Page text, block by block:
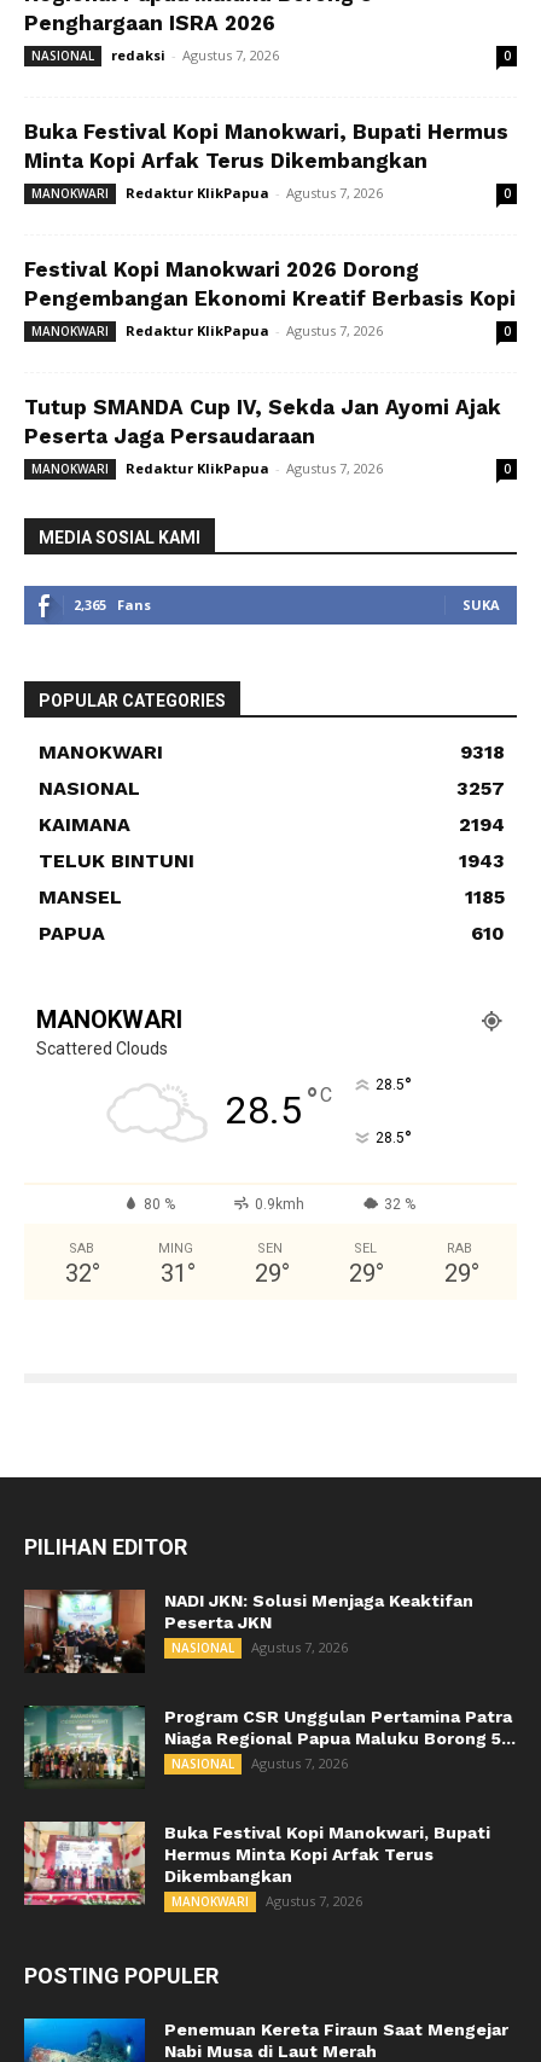
Penghargaan ISRA 2026
NASIONAL redaksi - Agustus 7, 2026 0
Buka Festival Kopi Manokwari, Bupati Hermus
Minta Kopi Arfak Terus Dikembangkan
MANOKWARI Redaktur KlikPapua - Agustus 7, 2026 0
Festival Kopi Manokwari 2026 Dorong
Pengembangan Ekonomi Kreatif Berbasis Kopi
MANOKWARI Redaktur KlikPapua - Agustus 7, 2026 0
Tutup SMANDA Cup IV, Sekda Jan Ayomi Ajak
Peserta Jaga Persaudaraan
MANOKWARI Redaktur KlikPapua - Agustus 7, 2026 0
MEDIA SOSIAL KAMI
2,365 Fans SUKA
POPULAR CATEGORIES
MANOKWARI
9318
NASIONAL
3257
KAIMANA
2194
TELUK BINTUNI
1943
MANSEL
1185
PAPUA
610
MANOKWARI
Scattered Clouds
28.5°C 28.5°
28.5°
80 % 0.9kmh 32 %
SAB
32°
MING
31 °
SEN
29°
SEL
29°
RAB
29°
PILIHAN EDITOR
NADI JKN: Solusi Menjaga Keaktifan
Peserta JKN
NASIONAL Agustus 7, 2026
Program CSR Unggulan Pertamina Patra
Niaga Regional Papua Maluku Borong 5...
NASIONAL Agustus 7, 2026
Buka Festival Kopi Manokwari, Bupati
Hermus Minta Kopi Arfak Terus
Dikembangkan
MANOKWARI Agustus 7, 2026
POSTING POPULER
Penemuan Kereta Firaun Saat Mengejar
Nabi Musa di Laut Merah